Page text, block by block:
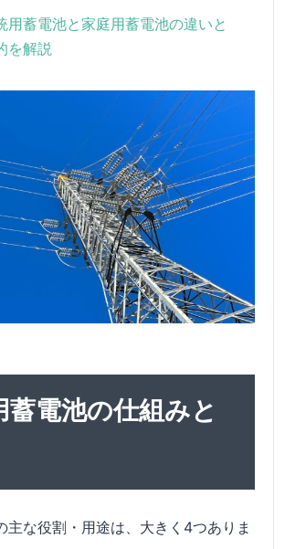
用蓄電池と家庭用蓄電池の違いと
を解説
蓄電池の仕組みと
主な役割・用途は、大きく4つありま